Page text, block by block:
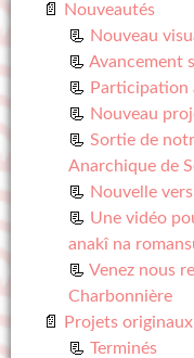
Nouveautés
Nouveau
Avancement
Participation
Nouveau
Sortie de
Anarchique de
Nouvelle
Une vidéo
anakî na
Venez nous
Charbonnière
Projets originaux
Terminés